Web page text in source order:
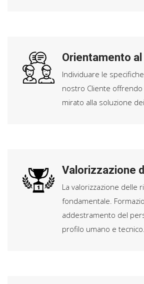
Orientamento
Individuare le
nostro Cliente offrendo
mirato alla soluzione
Valorizzazione
La valorizzazione delle
fondamentale.
addestramento del
profilo umano e tecnico.